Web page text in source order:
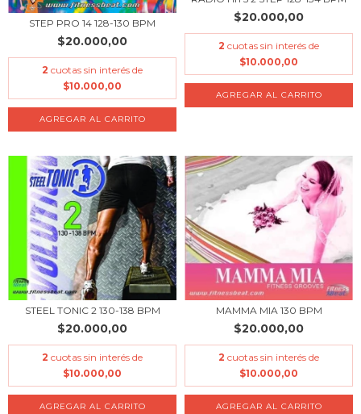
STEP PRO 14 128-130 BPM
$20.000,00
2 cuotas sin interés de
$10.000,00
$20.000,00
2 cuotas sin interés de
$10.000,00
STEEL TONIC 2 130-138 BPM
$20.000,00
2 cuotas sin interés de
$10.000,00
MAMMA MIA 130 BPM
$20.000,00
2 cuotas sin interés de
$10.000,00